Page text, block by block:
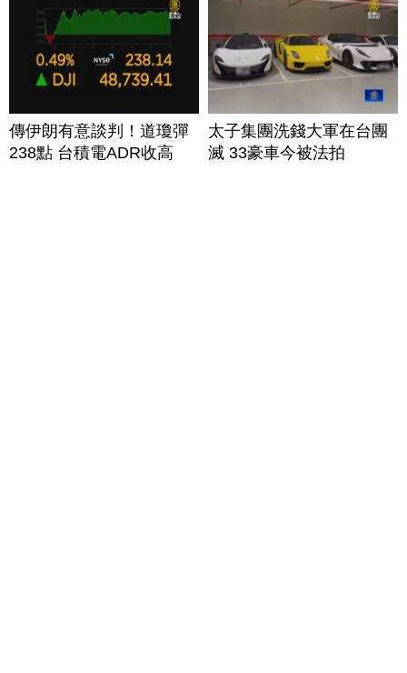
傳伊朗有意談判！道瓊彈
238點 台積電ADR收高
太子集團洗錢大軍在台團
滅 33豪車今被法拍